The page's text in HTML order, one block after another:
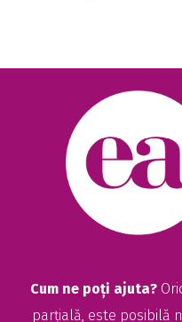
Cum ne poți ajuta?
parțială, este posibilă